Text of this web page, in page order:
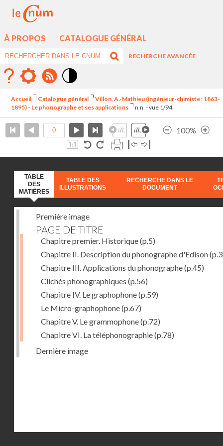
À PROPOS CATALOGUE GÉNÉRAL
RECHERCHE AVANCÉE
élévé
Accueil Catalogue général
Villon, A.-Mathieu (ingénieur-chimiste ; 1863-
1895) - Le phonographe et ses applications
n.n. - vue 1/94
100%
TABLE
DES
MATIÈRES
TABLE DES
ILLUSTRATIONS
RECHERCHE DANS LE
DOCUMENT
Première image
PAGE DE TITRE
Chapitre premier. Historique(p.5)
Chapitre II. Description du phonographe d'Edison
Chapitre III. Applications du phonographe(p.45)
Clichés phonographiques (p.56)
Chapitre IV. Le graphophone(p.59)
Le Micro-graphophone(p.67)
Chapitre V. Le grammophone(p.72)
Chapitre VI. La téléphonographie(p.78)
Dernière image